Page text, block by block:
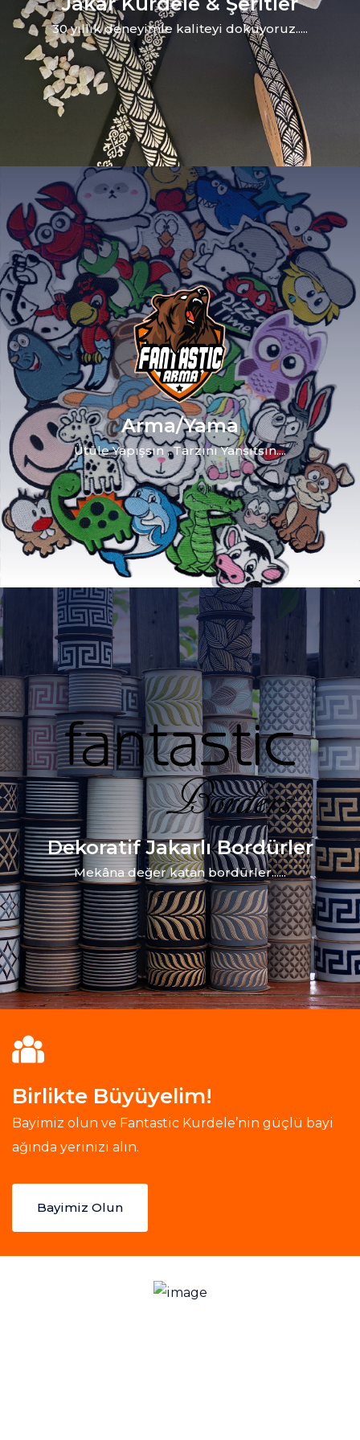
30 yıllık deneyimle kaliteyi dokuyoruz.....
Arma/Yama
Ütüle Yapışsın , Tarzını Yansıtsın....
Dekoratif Jakarlı Bordürler
Mekâna değer katan bordürler......
Birlikte Büyüyelim!
Bayimiz olun ve Fantastic Kurdele’nin güçlü bayi
ağında yerinizi alın.
Bayimiz Olun